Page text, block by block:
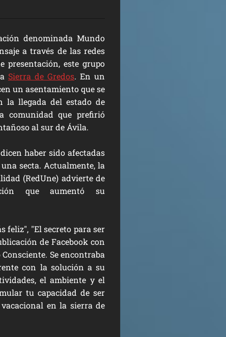
denominadaMundo
a través de las redes
presentación, este grupo
Sierra de Gredos. En un
un asentamiento que se
la llegada del estado de
comunidad que prefirió
al sur de Ávila.
haber sido afectadas
secta. Actualmente, la
(RedUne) advierte de
que aumentó su
feliz", "El secreto para ser
de Facebook con
Se encontraba
con la solución a su
el ambiente y el
tu capacidad de ser
en la sierra de